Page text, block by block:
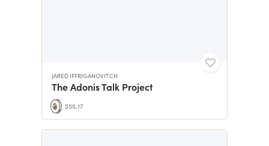
JARED IFFRIGANOVITCH
The Adonis Talk Project
$55.17